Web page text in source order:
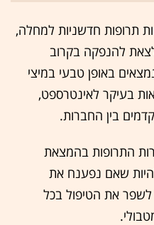
תרופות חדשניות למחלה,
להנפקה בקרוב
באופן טבעי במיצי
בעיקר לאינטרספט,
בין החברות.
התרופות בהמצאת
שאם נפענח את
לשפר את הטיפול בכל